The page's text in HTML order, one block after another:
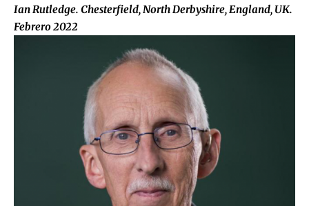
Ian Rutledge. Chesterfield, North Derbyshire, England, UK.
Febrero 2022